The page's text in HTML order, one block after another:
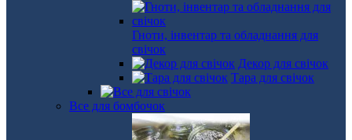
Гноти, інвентар та обладнання для
свічок
Декор для свічок
Тара для свічок
Все для бомбочок